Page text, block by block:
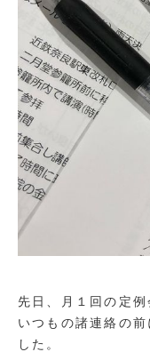
先日、月１回の定例
いつもの諸連絡の
した。